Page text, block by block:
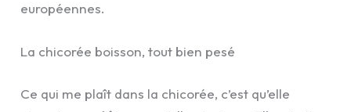
européennes.
La chicorée boisson, tout bien pesé
Ce qui me plaît dans la chicorée, c’est qu’elle